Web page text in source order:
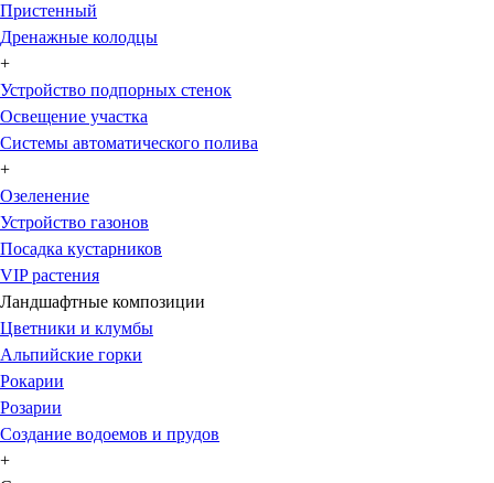
Пристенный
Дренажные колодцы
+
Устройство подпорных стенок
Освещение участка
Системы автоматического полива
+
Озеленение
Устройство газонов
Посадка кустарников
VIP растения
Ландшафтные композиции
Цветники и клумбы
Альпийские горки
Рокарии
Розарии
Создание водоемов и прудов
+